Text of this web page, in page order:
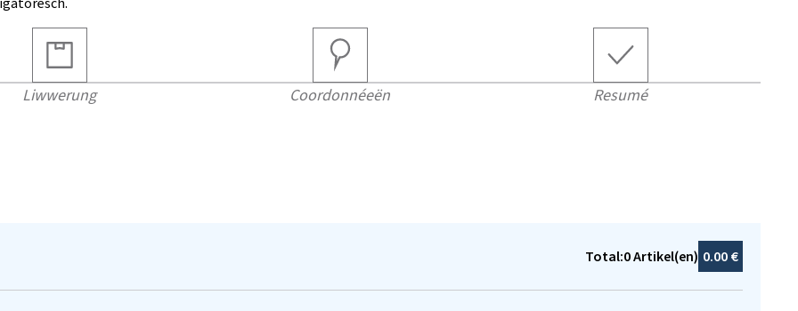
Liwwerung Coordonnéeën Resumé
Total:0Artikel(en) 0.00 €